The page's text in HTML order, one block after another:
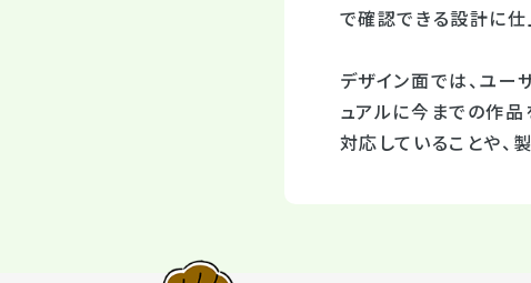
で確認できる設計に仕
デザイン面では、ユー
ュアルに今までの作品
対応していることや、